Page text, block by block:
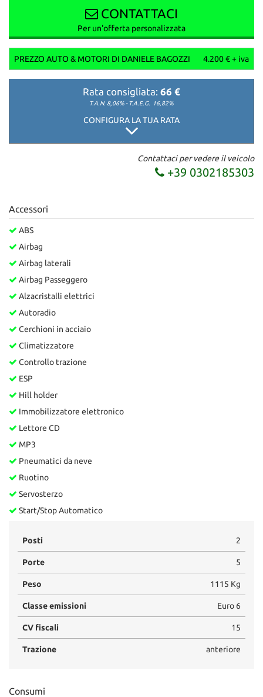
CONTATTACI
Per un'offerta personalizzata
PREZZO AUTO & MOTORI DI DANIELE BAGOZZI 4.200 € + iva
Rata consigliata: 66 €
T.A.N. 8,06% - T.A.E.G. 16,82%
CONFIGURA LA TUA RATA
Contattaci per vedere il veicolo
+39 0302185303
Accessori
ABS
Airbag
Airbag laterali
Airbag Passeggero
Alzacristalli elettrici
Autoradio
Cerchioni in acciaio
Climatizzatore
Controllo trazione
ESP
Hill holder
Immobilizzatore elettronico
Lettore CD
MP3
Pneumatici da neve
Ruotino
Servosterzo
Start/Stop Automatico
Posti 2
Porte 5
Peso 1115 Kg
Classe emissioni Euro 6
CV fiscali 15
Trazione anteriore
Consumi